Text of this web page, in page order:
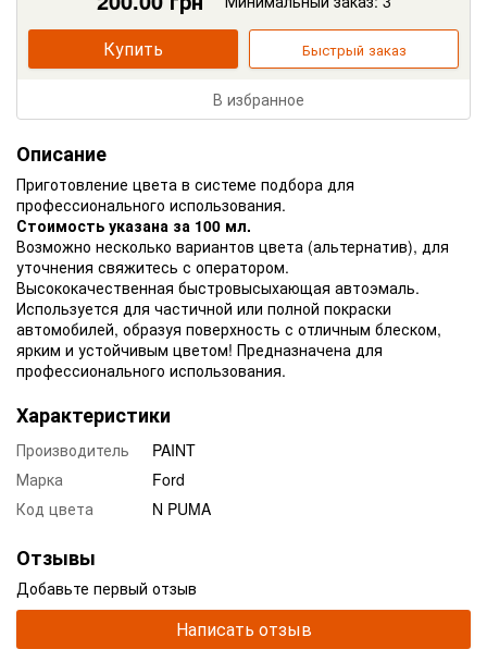
Купить Быстрый заказ
В избранное
Описание
Приготовление цвета в системе подбора для
профессионального использования.
Стоимость указана за 100 мл.
Возможно несколько вариантов цвета (альтернатив), для
уточнения свяжитесь с оператором.
Высококачественная быстровысыхающая автоэмаль.
Используется для частичной или полной покраски
автомобилей, образуя поверхность с отличным блеском,
ярким и устойчивым цветом! Предназначена для
профессионального использования.
Характеристики
Производитель
PAINT
Марка
Ford
Код цвета
N PUMA
Отзывы
Добавьте первый отзыв
Написать отзыв